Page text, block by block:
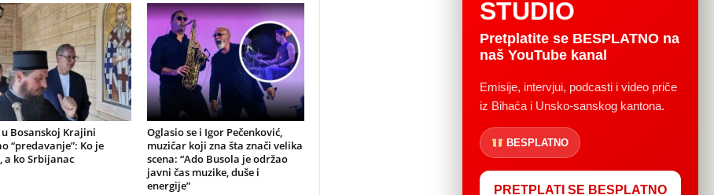
u Bosanskoj Krajini
“predavanje”: Ko je
a ko Srbijanac
Oglasio se i Igor Pečenković,
muzičar koji zna šta znači velika
scena: “Ado Busola je održao
javni čas muzike, duše i
energije”
STUDIO
Pretplatite se BESPLATNO na
naš YouTube kanal
Emisije, intervjui, podcasti i video priče
iz Bihaća i Unsko-sanskog kantona.
BESPLATNO
PRETPLATI SE BESPLATNO